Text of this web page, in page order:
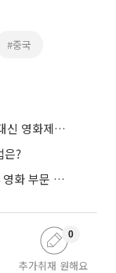
#중국
음악부터 여성·건축·독립영화까지…극장 대신 영화제로 즐기는 스크린 여행
은?
'세계의 주인' 윤가은 감독, 벡델데이 2026 영화 부문 벡델리안 감독 선정
추가취재 원해요
0